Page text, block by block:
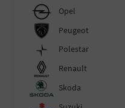
Opel
Peugeot
Polestar
Renault
Skoda